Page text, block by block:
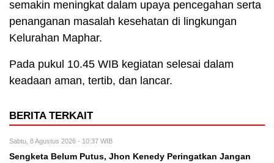
semakin meningkat dalam upaya pencegahan serta
penanganan masalah kesehatan di lingkungan
Kelurahan Maphar.
Pada pukul 10.45 WIB kegiatan selesai dalam
keadaan aman, tertib, dan lancar.
BERITA TERKAIT
Sabtu, 8 Agustus 2026 - 10:37 WIB
Sengketa Belum Putus, Jhon Kenedy Peringatkan Jangan